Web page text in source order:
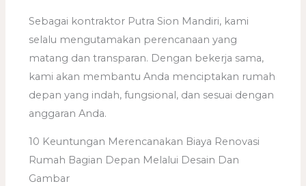
Sebagai kontraktor Putra Sion Mandiri, kami
selalu mengutamakan perencanaan yang
matang dan transparan. Dengan bekerja sama,
kami akan membantu Anda menciptakan rumah
depan yang indah, fungsional, dan sesuai dengan
anggaran Anda.
10 Keuntungan Merencanakan Biaya Renovasi
Rumah Bagian Depan Melalui Desain Dan
Gambar